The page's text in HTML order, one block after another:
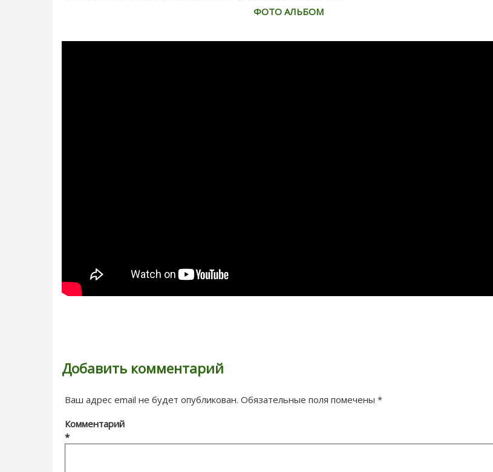
ФОТО АЛЬБОМ
Добавить комментарий
Ваш адрес email не будет опубликован. Обязательные поля помечены *
Комментарий
*